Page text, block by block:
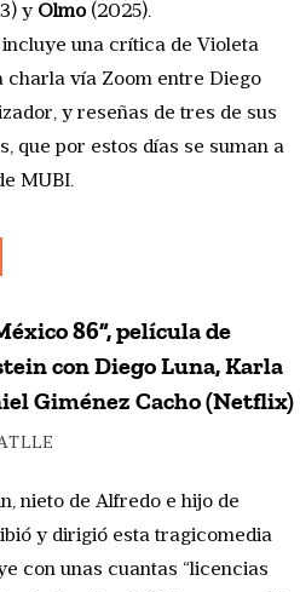
y Olmo(2025).
una crítica de Violeta
charla vía Zoom entre Diego
y reseñas de tres de sus
que por estos días se suman a
MUBI.
86”, película de
con Diego Luna, Karla
Giménez Cacho (Netflix)
nieto de Alfredo e hijo de
y dirigió esta tragicomedia
con unas cuantas “licencias